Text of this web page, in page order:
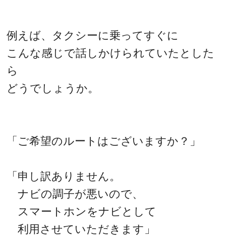
例えば、タクシーに乗ってすぐに
こんな感じで話しかけられていたとした
ら
どうでしょうか。
「ご希望のルートはございますか？」
「申し訳ありません。
ナビの調子が悪いので、
スマートホンをナビとして
利用させていただきます」